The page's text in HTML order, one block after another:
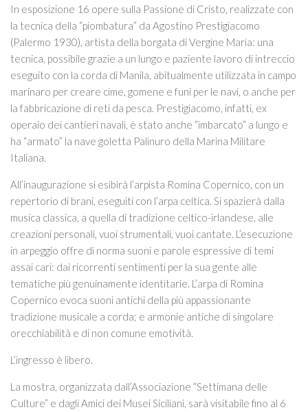
ART STUDIO VISIT
Didattica
Stage
Le nostre guide autorizzate
Donazioni
In esposizione 16 opere sulla Passione di Cristo, realizzate con
la tecnica della “piombatura” da Agostino Prestigiacomo
(Palermo 1930), artista della borgata di Vergine Maria: una
tecnica, possibile grazie a un lungo e paziente lavoro di intreccio
eseguito con la corda di Manila, abitualmente utilizzata in campo
marinaro per creare cime, gomene e funi per le navi, o anche per
la fabbricazione di reti da pesca. Prestigiacomo, infatti, ex
operaio dei cantieri navali, è stato anche “imbarcato” a lungo e
ha “armato” la nave goletta Palinuro della Marina Militare
Italiana.
All’inaugurazione si esibirà l’arpista Romina Copernico, con un
repertorio di brani, eseguiti con l’arpa celtica. Si spazierà dalla
musica classica, a quella di tradizione celtico-irlandese, alle
creazioni personali, vuoi strumentali, vuoi cantate. L’esecuzione
in arpeggio offre di norma suoni e parole espressive di temi
assai cari: dai ricorrenti sentimenti per la sua gente alle
tematiche più genuinamente identitarie. L’arpa di Romina
Copernico evoca suoni antichi della più appassionante
tradizione musicale a corda; e armonie antiche di singolare
orecchiabilità e di non comune emotività.
L’ingresso è libero.
La mostra, organizzata dall’Associazione “Settimana delle
Culture” e dagli Amici dei Musei Siciliani, sarà visitabile fino al 6